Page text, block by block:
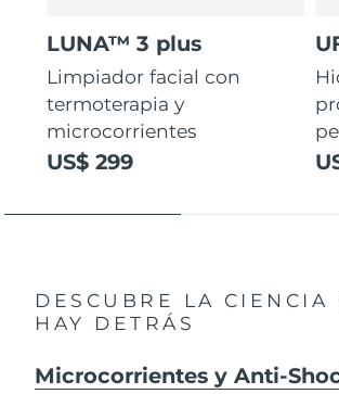
LUNA™ 3 plus
Limpiador facial con
termoterapia y
microcorrientes
US$ 299
DESCUBRE LA CIENCIA
HAY DETRÁS
Microcorrientes y Anti-